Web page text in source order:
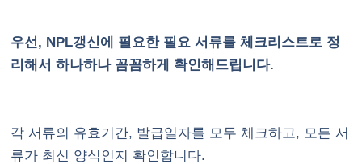
우선, NPL갱신에 필요한 필요 서류를 체크리스트로 정
리해서 하나하나 꼼꼼하게 확인해드립니다.
각 서류의 유효기간, 발급일자를 모두 체크하고, 모든 서
류가 최신 양식인지 확인합니다.